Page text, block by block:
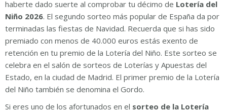
haberte dado suerte al comprobar tu décimo de Lotería del
Niño 2026. El segundo sorteo más popular de España da por
terminadas las fiestas de Navidad. Recuerda que si has sido
premiado con menos de 40.000 euros estás exento de
retención en tu premio de la Lotería del Niño. Este sorteo se
celebra en el salón de sorteos de Loterías y Apuestas del
Estado, en la ciudad de Madrid. El primer premio de la Lotería
del Niño también se denomina el Gordo.
Si eres uno de los afortunados en el sorteo de la Lotería